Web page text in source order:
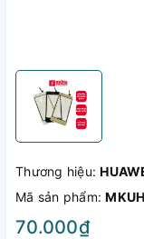
Thương hiệu:
Mã sản phẩm:
70.000₫